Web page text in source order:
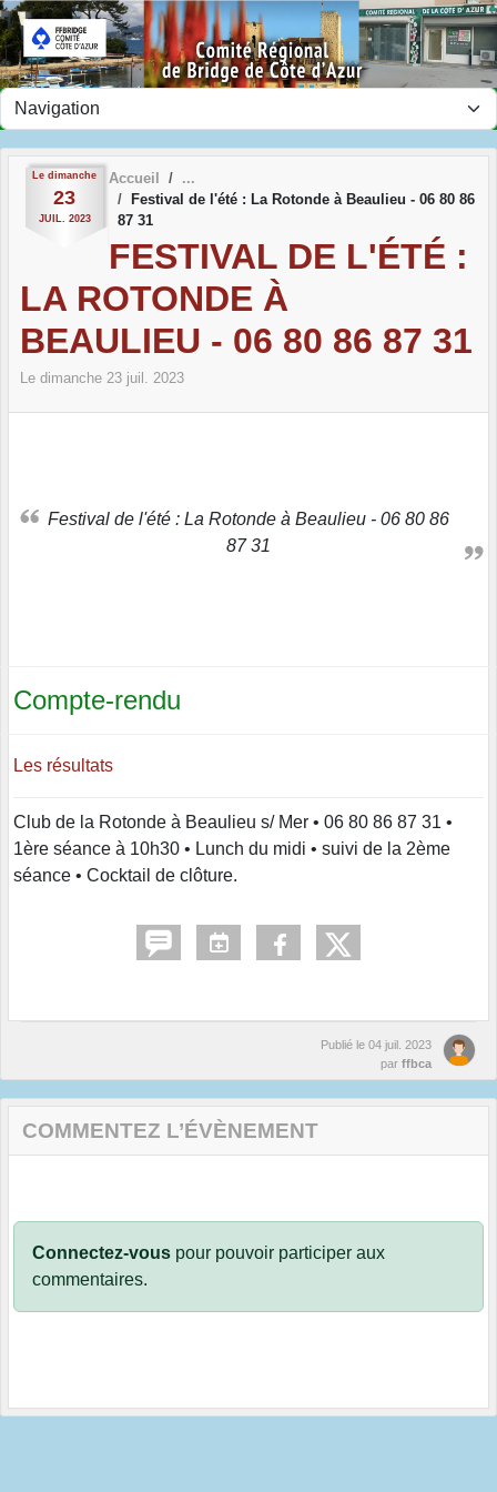
Le dimanche
23
JUIL. 2023
Accueil
Festival de l'été : La Rotonde à Beaulieu - 06 80 86
87 31
FESTIVAL DE L'ÉTÉ :
LA ROTONDE À
BEAULIEU - 06 80 86 87 31
Le dimanche 23 juil. 2023
Festival de l'été : La Rotonde à Beaulieu - 06 80 86
87 31
Compte-rendu
Les résultats
Club de la Rotonde à Beaulieu s/ Mer • 06 80 86 87 31 •
1ère séance à 10h30 • Lunch du midi • suivi de la 2ème
séance • Cocktail de clôture.
Publié le 04 juil. 2023
par ffbca
COMMENTEZ L’ÉVÈNEMENT
Connectez-vous pour pouvoir participer aux
commentaires.
Panneau de gestion des cookies